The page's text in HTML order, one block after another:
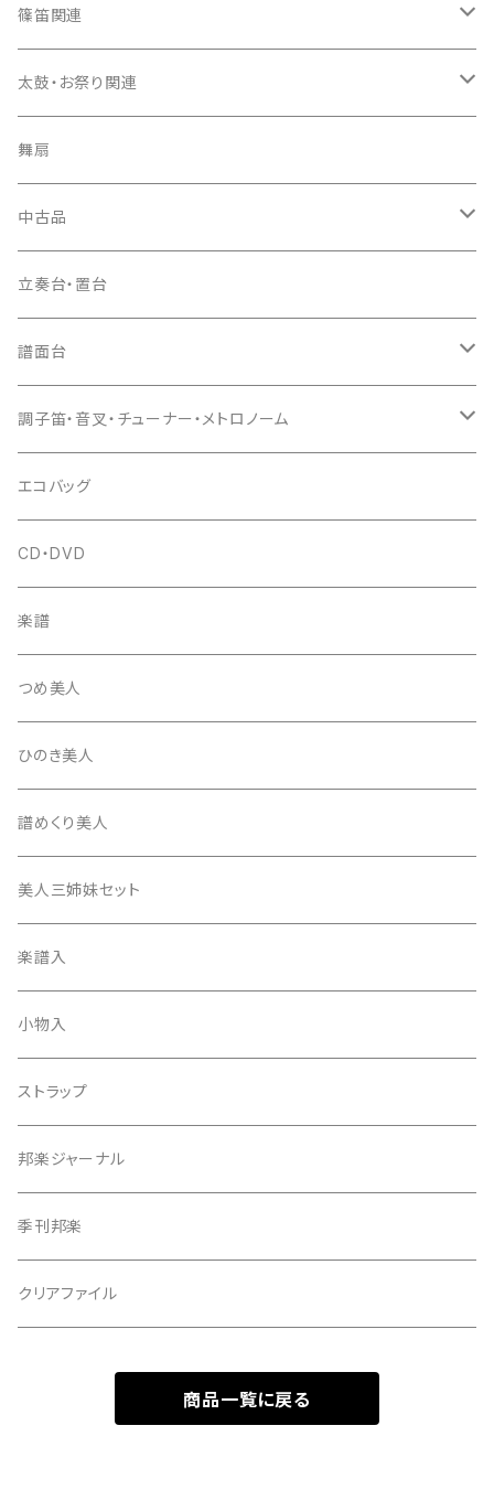
箏袋
口前袋・尾布
爪・爪輪
爪入
爪駒入
猫足入
爪ばさみ
箏柱
柱入
平柱入
三角柱入
琴台
13絃用琴台（低）
13絃用琴台（高）
桐柱箱
消音フェルト
三味線ケース
長トランク・三ツ折トランク
ソフトケース
雨用カバー
長袋・三ツ組袋・胴袋
胴掛
根緒
糸
(丸三) 寿糸
はつね糸
駒
地唄駒
長唄駒
糸駒入
爪駒入
撥入
一丁撥入
三角撥入（ファスナー式）
撥
長唄・民謡撥
地唄撥
撥さや
撥滑り止めゴム
ひざゴム・胴ゴム・おひざもと
天神袋
天神巾着
指すり
つぼシール
撥皮・撥皮のり
胴板
尺八（本体）
尺八袋
歌口キャップ
つゆ切り
篠笛関連
篠笛（本体）
お祭り用６穴
お祭り用７穴
篠笛袋
太鼓・お祭り関連
太鼓（本体）
太鼓撥
手拍子（チャンチャン）
当り鉦
シュモク（当り鉦バチ）
舞扇
中古品
箏（本体）
三味線（本体）
立奏台・置台
譜面台
座奏用譜面台
立奏用譜面台
調子笛・音叉・チューナー・メトロノーム
調子笛・音叉
チューナー・メトロノーム
エコバッグ
CD・DVD
楽譜
つめ美人
ひのき美人
譜めくり美人
美人三姉妹セット
楽譜入
小物入
ストラップ
邦楽ジャーナル
季刊邦楽
クリアファイル
商品一覧に戻る